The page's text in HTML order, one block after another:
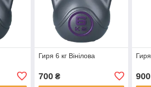
Гиря 6 кг Вінілова
700₴ 900